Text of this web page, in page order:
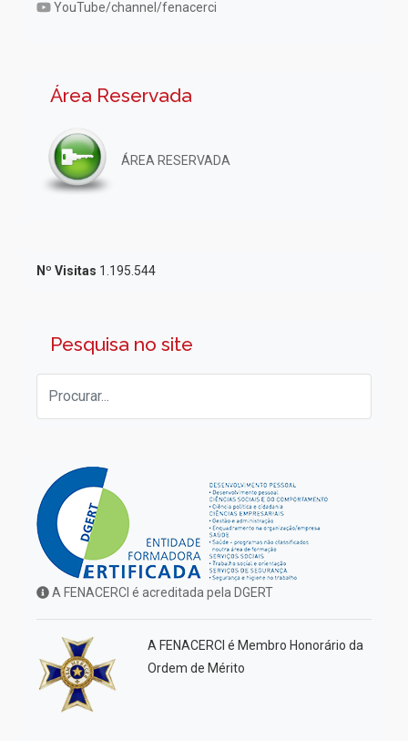
YouTube/channel/fenacerci
Área Reservada
ÁREA RESERVADA
Nº Visitas 1.195.544
Pesquisa no site
A FENACERCI é acreditada pela DGERT
A FENACERCI é Membro Honorário da
Ordem de Mérito